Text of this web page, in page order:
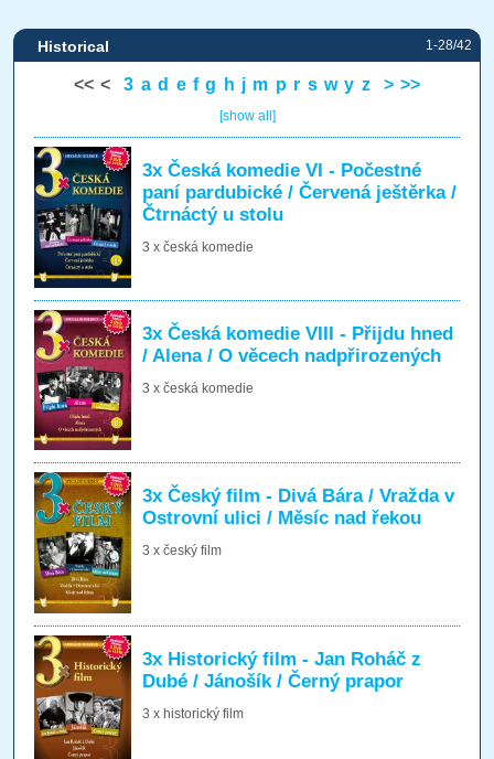
Historical 1-28/42
<< < 3 a d e f g h j m p r s w y z > >>
[show all]
3x Česká komedie VI - Počestné
paní pardubické / Červená ještěrka /
Čtrnáctý u stolu
3 x česká komedie
3x Česká komedie VIII - Přijdu hned
/ Alena / O věcech nadpřirozených
3 x česká komedie
3x Český film - Divá Bára / Vražda v
Ostrovní ulici / Měsíc nad řekou
3 x český film
3x Historický film - Jan Roháč z
Dubé / Jánošík / Černý prapor
3 x historický film